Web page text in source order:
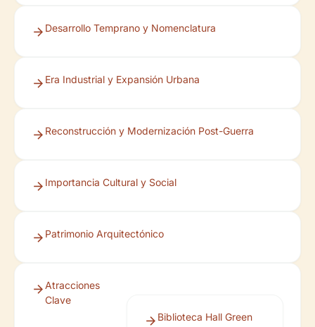
Desarrollo Temprano y Nomenclatura
Era Industrial y Expansión Urbana
Reconstrucción y Modernización Post-Guerra
Importancia Cultural y Social
Patrimonio Arquitectónico
Atracciones
Clave
Biblioteca Hall Green